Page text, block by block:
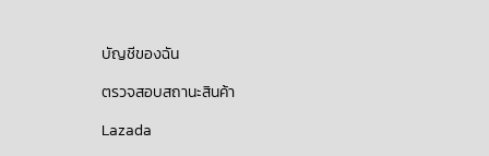
บัญชีของฉัน
ตรวจสอบสถานะสินค้า
Lazada